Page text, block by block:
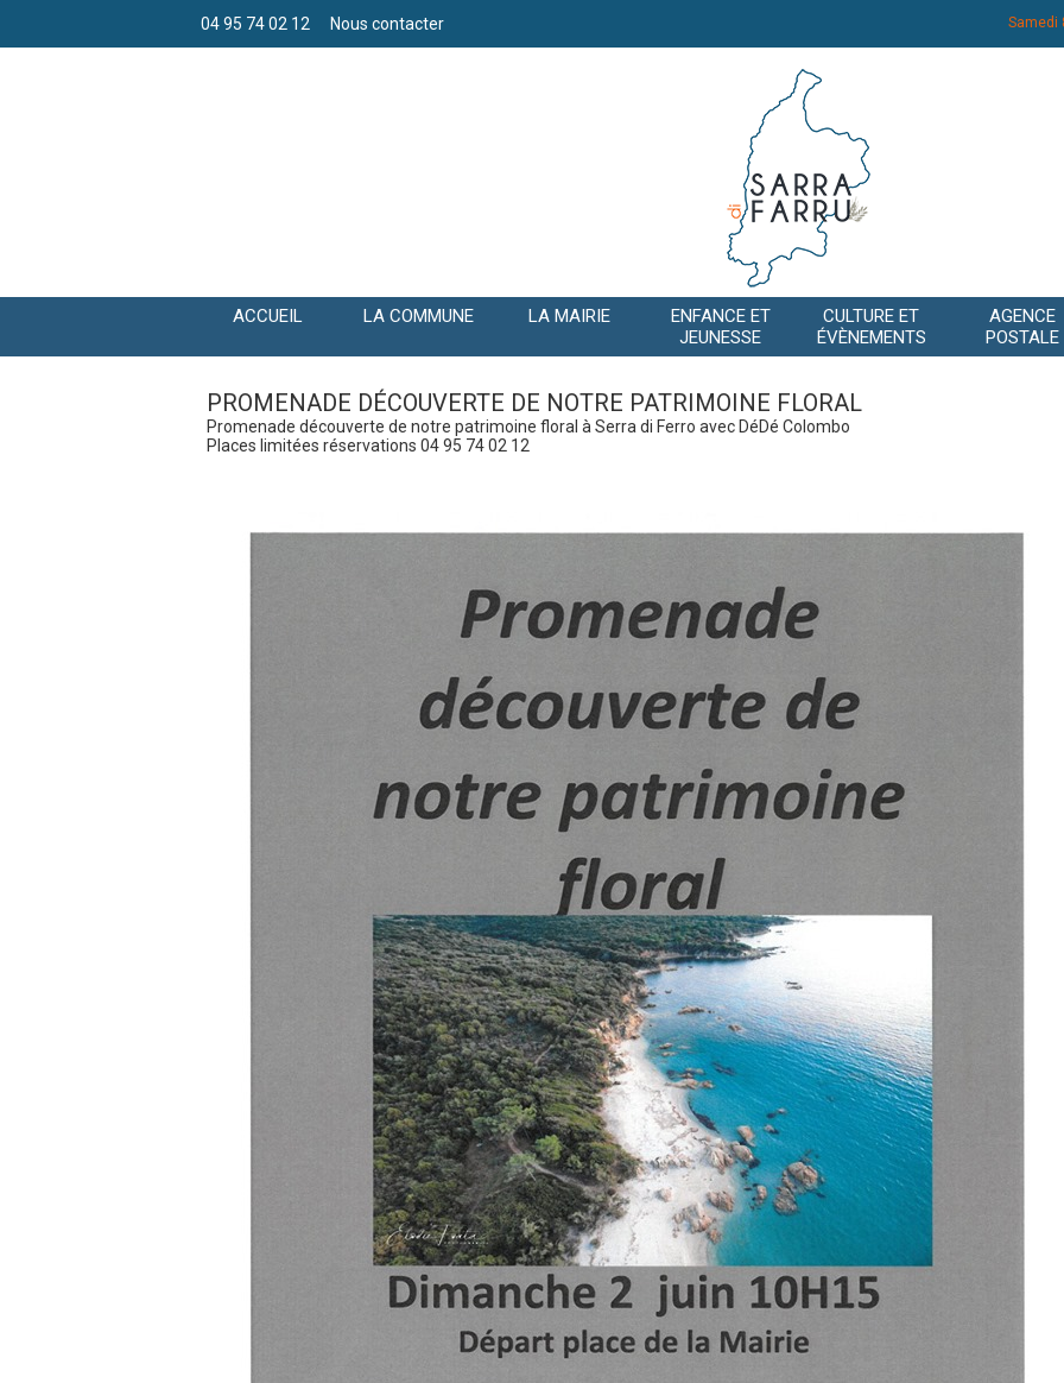
04 95 74 02 12 Nous contacter Samedi
ACCUEIL LA COMMUNE LA MAIRIE
ENFANCE ET
JEUNESSE
CULTURE ET
ÉVÈNEMENTS
AGENCE
POSTALE
PROMENADE DÉCOUVERTE DE NOTRE PATRIMOINE FLORAL
Promenade découverte de notre patrimoine floral à Serra di Ferro avec DéDé Colombo
Places limitées réservations 04 95 74 02 12